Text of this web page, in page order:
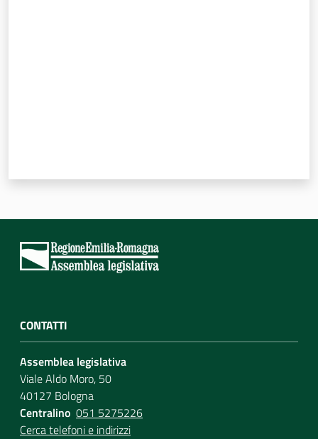
CONTATTI
Assemblea legislativa
Viale Aldo Moro, 50
40127 Bologna
Centralino 051 5275226
Cerca telefoni e indirizzi